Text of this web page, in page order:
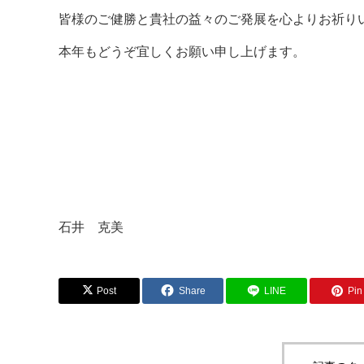
皆様のご健勝と貴社の益々のご発展を心よりお祈り
本年もどうぞ宜しくお願い申し上げます。
石井 克美
Post Share LINE